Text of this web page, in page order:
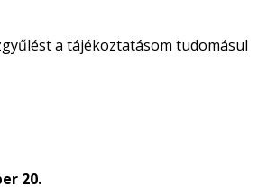
a tájékoztatásom tudomásul
20.